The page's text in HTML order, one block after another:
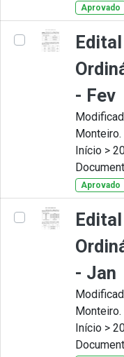
Aprovado
- Fev
Monteiro.
Início >
Aprovado
- Jan
Monteiro.
Início >